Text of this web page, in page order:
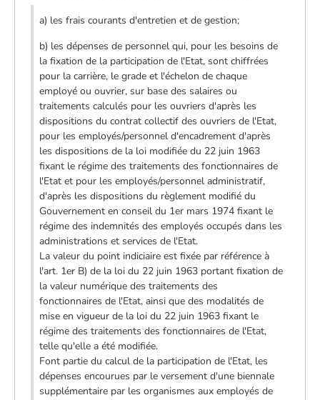
a) les frais courants d'entretien et de gestion;
b) les dépenses de personnel qui, pour les besoins de
la fixation de la participation de l'Etat, sont chiffrées
pour la carrière, le grade et l'échelon de chaque
employé ou ouvrier, sur base des salaires ou
traitements calculés pour les ouvriers d'après les
dispositions du contrat collectif des ouvriers de l'Etat,
pour les employés/personnel d'encadrement d'après
les dispositions de la loi modifiée du 22 juin 1963
fixant le régime des traitements des fonctionnaires de
l'Etat et pour les employés/personnel administratif,
d'après les dispositions du règlement modifié du
Gouvernement en conseil du 1er mars 1974 fixant le
régime des indemnités des employés occupés dans les
administrations et services de l'Etat.
La valeur du point indiciaire est fixée par référence à
l'art. 1er B) de la loi du 22 juin 1963 portant fixation de
la valeur numérique des traitements des
fonctionnaires de l'Etat, ainsi que des modalités de
mise en vigueur de la loi du 22 juin 1963 fixant le
régime des traitements des fonctionnaires de l'Etat,
telle qu'elle a été modifiée.
Font partie du calcul de la participation de l'Etat, les
dépenses encourues par le versement d'une biennale
supplémentaire par les organismes aux employés de